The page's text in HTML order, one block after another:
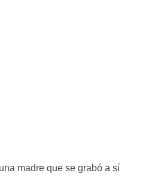
madre que se grabó a sí